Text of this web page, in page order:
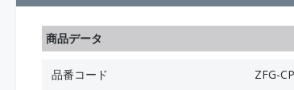
商品データ
品番コード
ZFG-